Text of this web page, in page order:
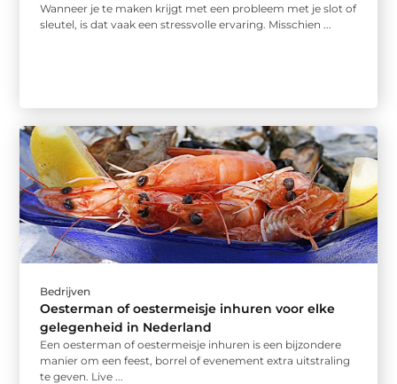
Wanneer je te maken krijgt met een probleem met je slot of
sleutel, is dat vaak een stressvolle ervaring. Misschien ...
Bedrijven
Oesterman of oestermeisje inhuren voor elke
gelegenheid in Nederland
Een oesterman of oestermeisje inhuren is een bijzondere
manier om een feest, borrel of evenement extra uitstraling
te geven. Live ...